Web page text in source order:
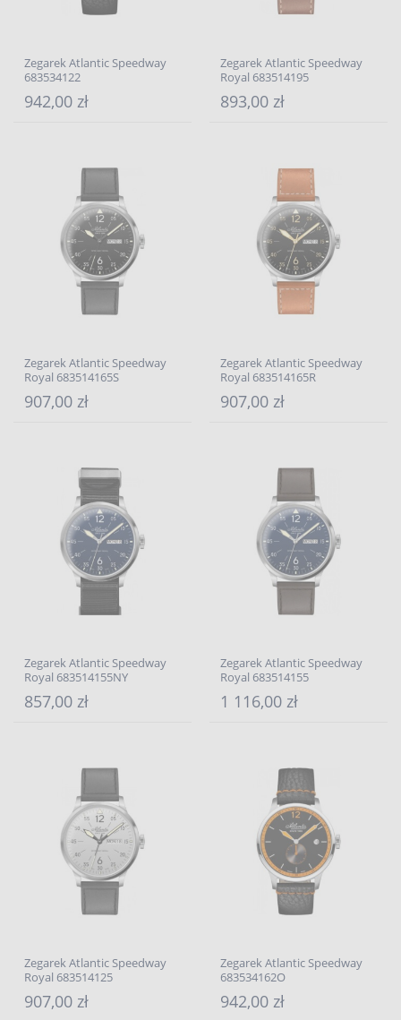
Zegarek Atlantic Speedway
683534122
942,00 zł
Zegarek Atlantic Speedway
Royal 683514195
893,00 zł
Zegarek Atlantic Speedway
Royal 683514165S
907,00 zł
Zegarek Atlantic Speedway
Royal 683514165R
907,00 zł
Zegarek Atlantic Speedway
Royal 683514155NY
857,00 zł
Zegarek Atlantic Speedway
Royal 683514155
1 116,00 zł
Zegarek Atlantic Speedway
Royal 683514125
907,00 zł
Zegarek Atlantic Speedway
683534162O
942,00 zł